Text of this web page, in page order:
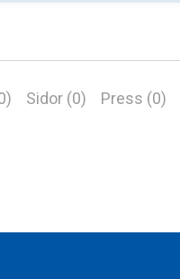
Sidor (0) Press (0)